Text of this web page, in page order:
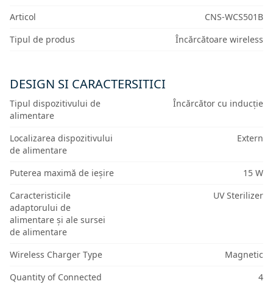
Articol
CNS-WCS501B
Tipul de produs
Încărcătoare wireless
DESIGN SI CARACTERSITICI
Tipul dispozitivului de
alimentare
Încărcător cu inducție
Localizarea dispozitivului
de alimentare
Extern
Puterea maximă de ieșire
15 W
Caracteristicile
adaptorului de
alimentare și ale sursei
de alimentare
UV Sterilizer
Wireless Charger Type
Magnetic
Quantity of Connected
4